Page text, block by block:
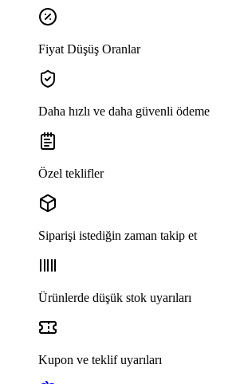
Fiyat Düşüş Oranlar
Daha hızlı ve daha güvenli ödeme
Özel teklifler
Siparişi istediğin zaman takip et
Ürünlerde düşük stok uyarıları
Kupon ve teklif uyarıları